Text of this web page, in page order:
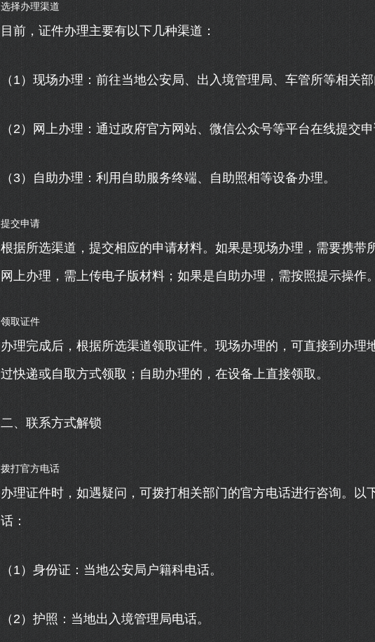
选择办理渠道
目前，证件办理主要有以下几种渠道：
（1）现场办理：前往当地公安局、出入境管理局、车管所等相关部
（2）网上办理：通过政府官方网站、微信公众号等平台在线提交申
（3）自助办理：利用自助服务终端、自助照相等设备办理。
提交申请
根据所选渠道，提交相应的申请材料。如果是现场办理，需要携带
网上办理，需上传电子版材料；如果是自助办理，需按照提示操作。
领取证件
办理完成后，根据所选渠道领取证件。现场办理的，可直接到办理
过快递或自取方式领取；自助办理的，在设备上直接领取。
二、联系方式解锁
拨打官方电话
办理证件时，如遇疑问，可拨打相关部门的官方电话进行咨询。以
话：
（1）身份证：当地公安局户籍科电话。
（2）护照：当地出入境管理局电话。